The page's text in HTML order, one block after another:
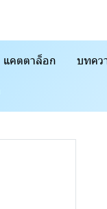
แคตตาล็อก บทคว